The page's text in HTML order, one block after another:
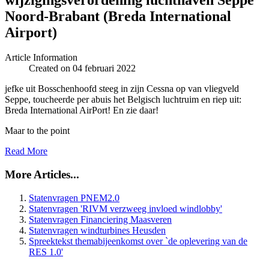
Noord-Brabant (Breda International
Airport)
Article Information
Created on 04 februari 2022
jefke uit Bosschenhoofd steeg in zijn Cessna op van vliegveld
Seppe, toucheerde per abuis het Belgisch luchtruim en riep uit:
Breda International AirPort! En zie daar!
Maar to the point
Read More
More Articles...
Statenvragen PNEM2.0
Statenvragen 'RIVM verzweeg invloed windlobby'
Statenvragen Financiering Maasveren
Statenvragen windturbines Heusden
Spreektekst themabijeenkomst over `de oplevering van de
RES 1.0'